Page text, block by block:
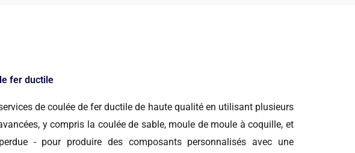
fer ductile
de coulée de fer ductile de haute qualité en utilisant plusieurs
y compris la coulée de sable, moule de moule à coquille, et
- pour produire des composants personnalisés avec une